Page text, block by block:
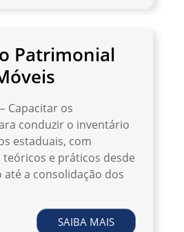
Patrimonial
Capacitar os
conduzir o inventário
estaduais, com
e práticos desde
a consolidação dos
SAIBA MAIS